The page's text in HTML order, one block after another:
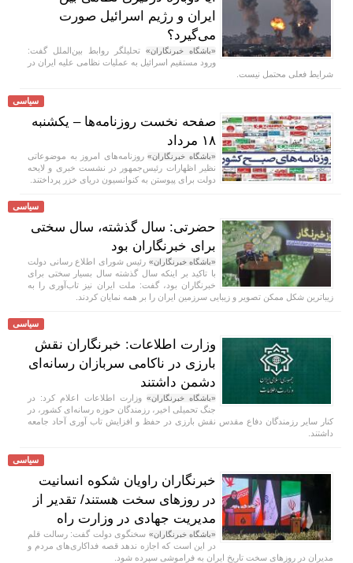
ایران و رژیم اسرائیل صورت
می‌گیرد؟
«باشگاه خبرنگاران» تحلیلگر روابط بین‌الملل گفت:
ورود مستقیم اسرائیل به عملیات نظامی علیه ایران در
شرایط فعلی محتمل نیست.
سیاسی
صفحه نخست روزنامه‌ها – یکشنبه
۱۸ مرداد
«باشگاه خبرنگاران»روزنامه‌های امروز به موضوعاتی
نظیر اظهارات رئیس‌جمهور در نشست خبری و لایحه
دولت برای پیوستن به کنوانسیون دریای خزر پرداختند.
سیاسی
حضرتی: سال گذشته، سال سختی
برای خبرنگاران بود
«باشگاه خبرنگاران» رئیس شورای اطلاع رسانی دولت
با تاکید بر اینکه سال گذشته سال بسیار سختی برای
خبرنگاران بود، گفت: ملت ایران نیز تاب‌آوری را به
زیباترین شکل ممکن تصویر و زیبایی سرزمین ایران را بر همه نمایان کردند.
سیاسی
وزارت اطلاعات: خبرنگاران نقش
بارزی در ناکامی سربازان رسانه‌ای
دشمن داشتند
«باشگاه خبرنگاران» وزارت اطلاعات اعلام کرد: در
جنگ تحمیلی اخیر، رزمندگان حوزه رسانه‌ای کشور، در
کنار سایر رزمندگان دفاع مقدس نقش بارزی در حفظ و افزایش تاب آوری آحاد جامعه
داشتند.
سیاسی
خبرنگاران راویان شکوه انسانیت
در روز‌های سخت هستند/ تقدیر از
مدیریت جهادی در وزارت راه
«باشگاه خبرنگاران» سخنگوی دولت گفت: رسالت قلم
در این است که اجازه ندهد قصه‌ فداکاری‌های مردم و
مدیران در روزهای سخت تاریخ ایران به فراموشی سپرده شود.